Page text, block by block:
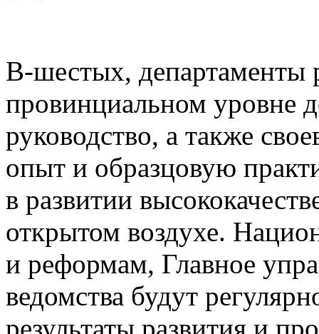
В-шестых, департаменты
провинциальном уровне
руководство, а также
опыт и образцовую
в развитии
открытом воздухе.
и реформам, Главное
ведомства будут
результаты развития и